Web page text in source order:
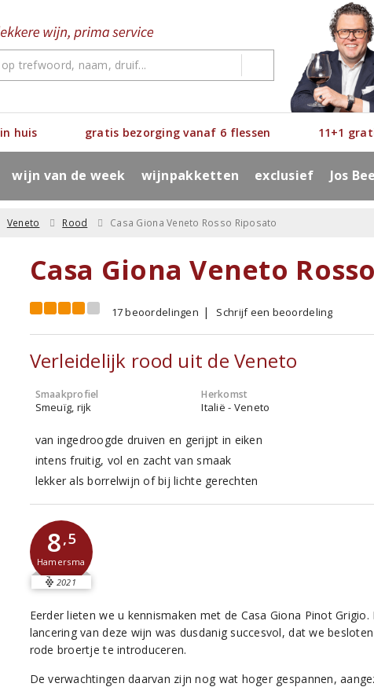
huis gratis bezorging vanaf 6 flessen 11+1
wijn van de week wijnpakketten exclusief Jos
Veneto Rood Casa Giona Veneto Rosso Riposato
Casa Giona Veneto
17 beoordelingen Schrijf een beoordeling
Verleidelijk rood uit de Veneto
Smaakprofiel
Smeuïg, rijk
Herkomst
Italië - Veneto
van ingedroogde druiven en gerijpt in eiken
intens fruitig, vol en zacht van smaak
lekker als borrelwijn of bij lichte gerechten
8,5
Hamersma
2021
Eerder lieten we u kennismaken met de Casa Giona Pinot Grigio.
lancering van deze wijn was dusdanig succesvol, dat we besloten
rode broertje te introduceren.
De verwachtingen daarvan zijn nog wat hoger gespannen,